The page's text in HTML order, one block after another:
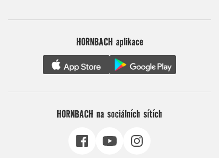
HORNBACH aplikace
HORNBACH na sociálních sítích